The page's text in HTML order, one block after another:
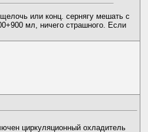
или конц. сернягу мешать с
мл, ничего страшного. Если
циркуляционный охладитель